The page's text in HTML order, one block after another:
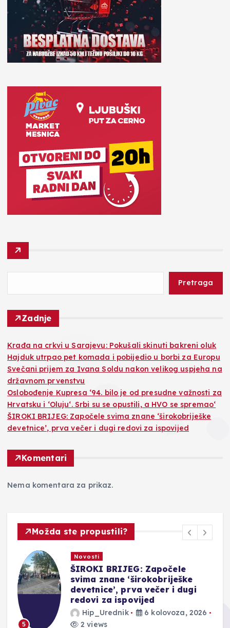
Pretraga
Zadnje
Krađa na crkvi u Sarajevu: Pokušali skinuti bakreni oluk
Hajduk utrpao pet komada i pobijedio u borbi za Europu
Svečani prijem za Ivana Soldu nakon velikog uspjeha na
državnom prvenstvu
Oslobođenje Kupresa ‘94. bilo je od presudne važnosti za
Hrvatsku i ‘Oluju‘. Srbi su se opustili, a HVO se spremao‘
ŠIROKI BRIJEG: Započele svima znane ‘širokobriješke
devetnice’, prva večer i dugi redovi za ispovijed
Komentari
Nema komentara za prikaz.
Možda ste propustili?
5
Novosti
ŠIROKI BRIJEG: Započele
svima znane ‘širokobriješke
devetnice’, prva večer i dugi
redovi za ispovijed
Hip_Urednik
6 kolovoza, 2026
2 views